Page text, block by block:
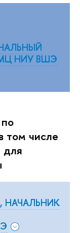
НИУ ВШЭ
том числе
для
НАЧАЛЬНИК